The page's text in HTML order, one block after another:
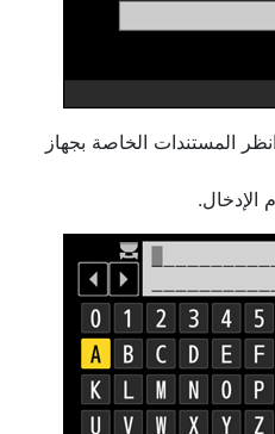
المستندات الخاصة بجهاز
الإدخال.